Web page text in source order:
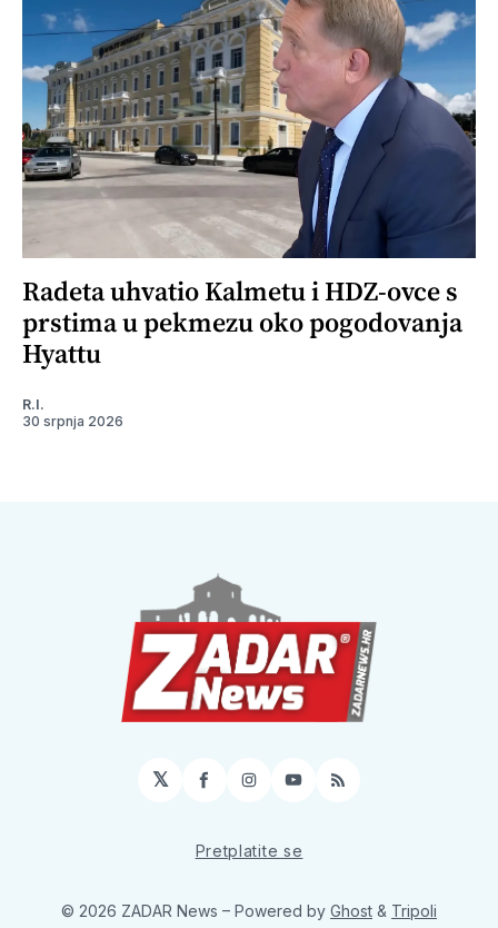
Radeta uhvatio Kalmetu i HDZ-ovce s
prstima u pekmezu oko pogodovanja
Hyattu
R.I.
30 srpnja 2026
𝕏 Facebook
Instagram
YouTube
RSS
Pretplatite se
© 2026 ZADAR News – Powered by Ghost & Tripoli